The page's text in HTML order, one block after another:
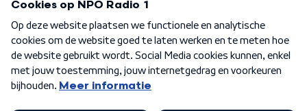
Algemene voorwaarden Privacybeleid